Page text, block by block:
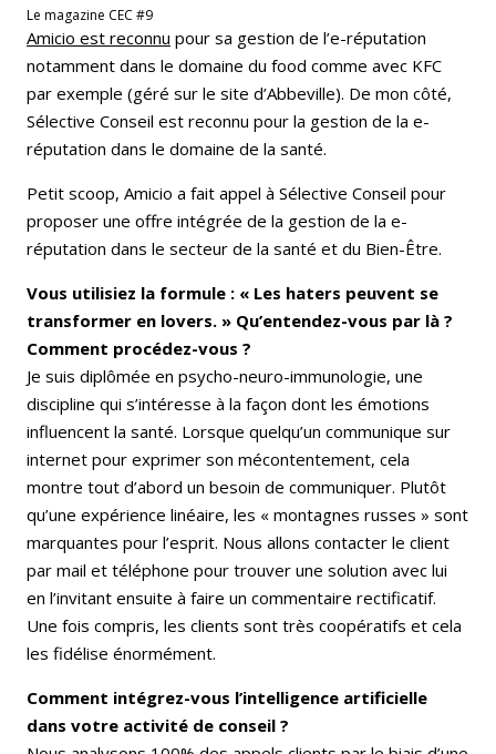
Le magazine CEC #9
Amicio est reconnu pour sa gestion de l’e-réputation
notamment dans le domaine du food comme avec KFC
par exemple (géré sur le site d’Abbeville). De mon côté,
Sélective Conseil est reconnu pour la gestion de la e-
réputation dans le domaine de la santé.
Petit scoop, Amicio a fait appel à Sélective Conseil pour
proposer une offre intégrée de la gestion de la e-
réputation dans le secteur de la santé et du Bien-Être.
Vous utilisiez la formule : « Les haters peuvent se
transformer en lovers. » Qu’entendez-vous par là ?
Comment procédez-vous ?
Je suis diplômée en psycho-neuro-immunologie, une
discipline qui s’intéresse à la façon dont les émotions
influencent la santé. Lorsque quelqu’un communique sur
internet pour exprimer son mécontentement, cela
montre tout d’abord un besoin de communiquer. Plutôt
qu’une expérience linéaire, les « montagnes russes » sont
marquantes pour l’esprit. Nous allons contacter le client
par mail et téléphone pour trouver une solution avec lui
en l’invitant ensuite à faire un commentaire rectificatif.
Une fois compris, les clients sont très coopératifs et cela
les fidélise énormément.
Comment intégrez-vous l’intelligence artificielle
dans votre activité de conseil ?